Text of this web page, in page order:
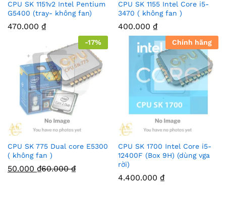
CPU SK 1151v2 Intel Pentium
G5400 (tray- không fan)
470.000 ₫
CPU SK 1155 Intel Core i5-
3470 ( không fan )
400.000 ₫
-17%
CPU SK 775 Dual core E5300
( không fan )
50.000 ₫60.000₫
Chính hãng
CPU SK 1700 Intel Core i5-
12400F (Box 9H) (dùng vga
rời)
4.400.000 ₫